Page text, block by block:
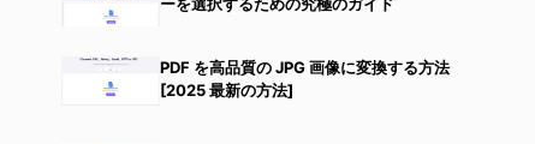
PDF を高品質の JPG 画像に変換する方法
[2025 最新の方法]